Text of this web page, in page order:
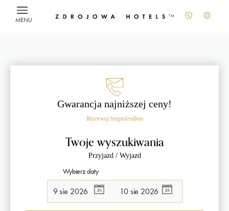
MENU
Gwarancja najniższej ceny!
Rezerwuj bezpośrednio
Twoje wyszukiwania
Przyjazd / Wyjazd
Wybierz daty